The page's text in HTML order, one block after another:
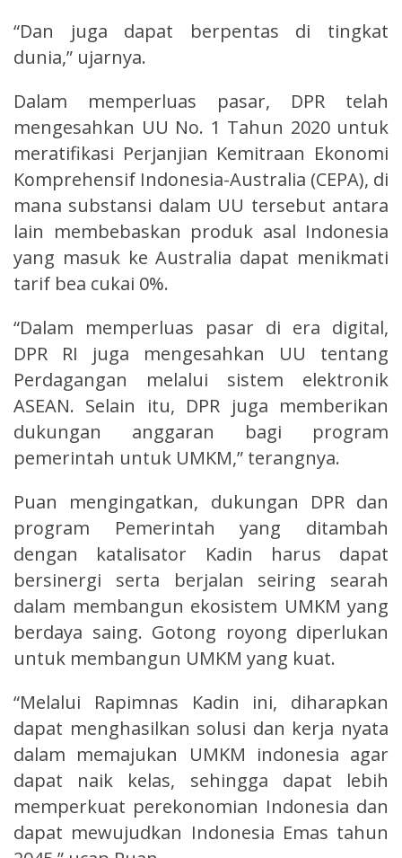
“Dan juga dapat berpentas di tingkat
dunia,” ujarnya.
Dalam memperluas pasar, DPR telah
mengesahkan UU No. 1 Tahun 2020 untuk
meratifikasi Perjanjian Kemitraan Ekonomi
Komprehensif Indonesia-Australia (CEPA), di
mana substansi dalam UU tersebut antara
lain membebaskan produk asal Indonesia
yang masuk ke Australia dapat menikmati
tarif bea cukai 0%.
“Dalam memperluas pasar di era digital,
DPR RI juga mengesahkan UU tentang
Perdagangan melalui sistem elektronik
ASEAN. Selain itu, DPR juga memberikan
dukungan anggaran bagi program
pemerintah untuk UMKM,” terangnya.
Puan mengingatkan, dukungan DPR dan
program Pemerintah yang ditambah
dengan katalisator Kadin harus dapat
bersinergi serta berjalan seiring searah
dalam membangun ekosistem UMKM yang
berdaya saing. Gotong royong diperlukan
untuk membangun UMKM yang kuat.
“Melalui Rapimnas Kadin ini, diharapkan
dapat menghasilkan solusi dan kerja nyata
dalam memajukan UMKM indonesia agar
dapat naik kelas, sehingga dapat lebih
memperkuat perekonomian Indonesia dan
dapat mewujudkan Indonesia Emas tahun